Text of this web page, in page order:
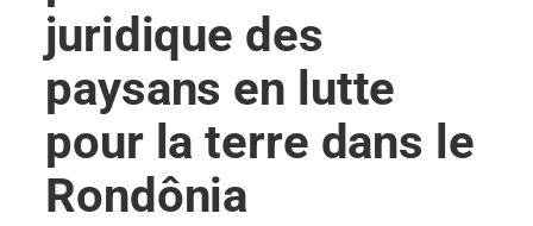
juridique des
paysans en lutte
pour la terre dans le
Rondônia